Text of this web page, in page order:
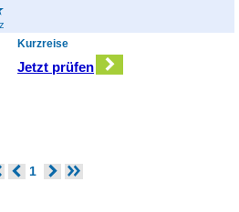
Kurzreise
Jetzt prüfen
1